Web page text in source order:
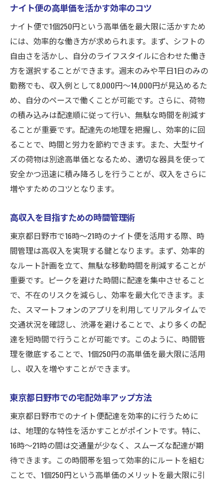
ナイト便の高単価を活かす効率のコツ
ナイト便で1個250円という高単価を最大限に活かすため
には、効率的な働き方が求められます。まず、シフトの
自由さを活かし、自分のライフスタイルに合わせた働き
方を選択することができます。週末のみや平日1日のみの
勤務でも、収入例として8,000円〜14,000円が見込めるた
め、自分のペースで働くことが可能です。さらに、荷物
の積み込みは配達順に従って行い、無駄な時間を削減す
ることが重要です。配達先の地理を把握し、効率的に回
ることで、時間と労力を節約できます。また、大型サイ
ズの荷物は別途高単価となるため、適切な器具を使って
安全かつ迅速に積み降ろしを行うことが、収入をさらに
増やすためのコツとなります。
高収入を目指すための時間管理術
東京都日野市で16時〜21時のナイト便を活用する際、時
間管理は高収入を実現する鍵となります。まず、効率的
なルート計画を立て、無駄な移動時間を削減することが
重要です。ピークを避けた時間に配達を集中させること
で、不在のリスクを減らし、効率を最大化できます。ま
た、スマートフォンのアプリを利用してリアルタイムで
交通状況を確認し、渋滞を避けることで、より多くの配
達を短時間で行うことが可能です。このように、時間管
理を徹底することで、1個250円の高単価を最大限に活用
し、収入を増やすことができます。
東京都日野市での宅配効率アップ方法
東京都日野市でのナイト便配達を効率的に行うために
は、地理的な特性を活かすことがポイントです。特に、
16時〜21時の間は交通量が少なく、スムーズな配達が期
待できます。この時間帯を狙って効率的にルートを組む
ことで、1個250円という高単価のメリットを最大限に引